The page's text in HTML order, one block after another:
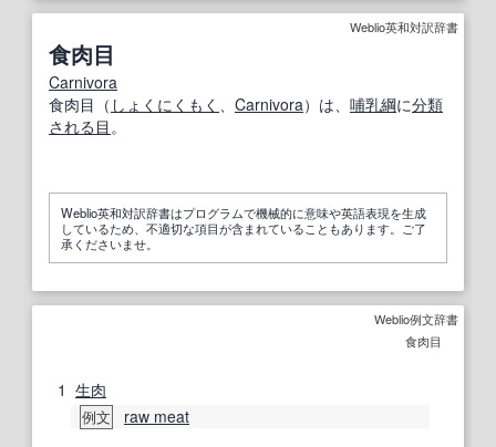
Weblio英和対訳辞書
食肉目
Carnivora
食肉目（ しょくにくもく Carnivora）は、 哺乳綱に分類
される 目 。
Weblio英和対訳辞書はプログラムで機械的に意味や英語表現を生成
しているため、不適切な項目が含まれていることもあります。ご了
承くださいませ。
Weblio例文辞書
食肉目
1 生肉
例文 raw meat